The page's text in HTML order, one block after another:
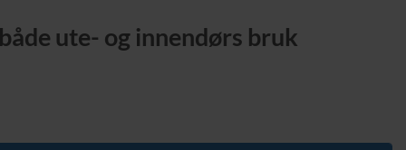
ute- og innendørs bruk